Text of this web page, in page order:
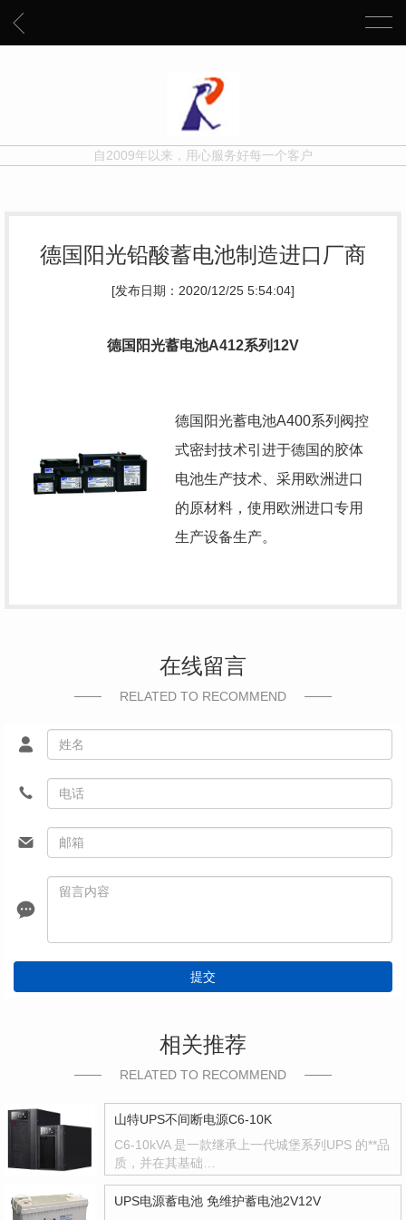
自2009年以来，用心服务好每一个客户
德国阳光铅酸蓄电池制造进口厂商
[发布日期：2020/12/25 5:54:04]
德国阳光蓄电池A412系列12V
德国阳光蓄电池A400系列阀控
式密封技术引进于德国的胶体
电池生产技术、采用欧洲进口
的原材料，使用欧洲进口专用
生产设备生产。
在线留言
RELATED TO RECOMMEND
提交
相关推荐
RELATED TO RECOMMEND
山特UPS不间断电源C6-10K
C6-10kVA 是一款继承上一代城堡系列UPS 的**品
质，并在其基础…
UPS电源蓄电池 免维护蓄电池2V12V